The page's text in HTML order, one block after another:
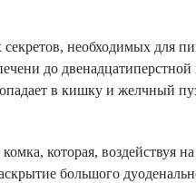
необходимых для
до
в кишку и желчный
которая, воздействуя
большого